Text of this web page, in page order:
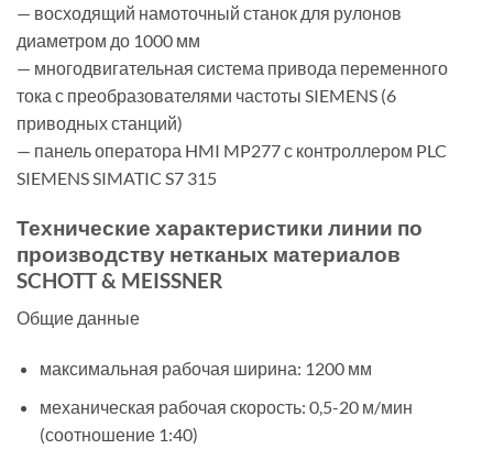
— восходящий намоточный станок для рулонов
диаметром до 1000 мм
— многодвигательная система привода переменного
тока с преобразователями частоты SIEMENS (6
приводных станций)
— панель оператора HMI MP277 с контроллером PLC
SIEMENS SIMATIC S7 315
Технические характеристики линии по
производству нетканых материалов
SCHOTT & MEISSNER
Общие данные
максимальная рабочая ширина: 1200 мм
механическая рабочая скорость: 0,5-20 м/мин
(соотношение 1:40)